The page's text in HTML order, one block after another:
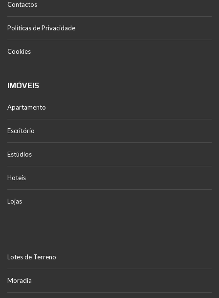
Contactos
Políticas de Privacidade
Cookies
IMÓVEIS
Apartamento
Escritório
Estúdios
Hoteis
Lojas
Lotes de Terreno
Moradia